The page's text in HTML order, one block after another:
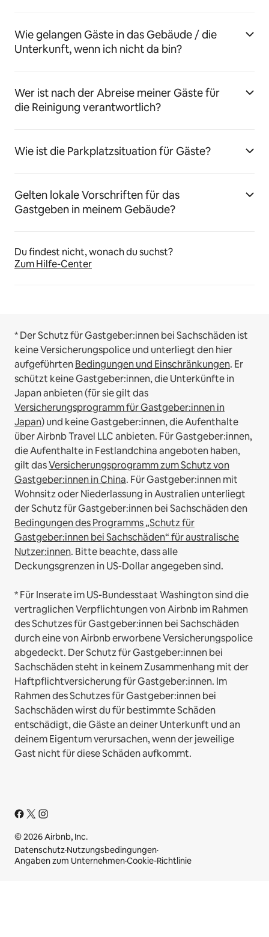
Wie gelangen Gäste in das Gebäude / die
Unterkunft, wenn ich nicht da bin?
Wer ist nach der Abreise meiner Gäste für
die Reinigung verantwortlich?
Wie ist die Parkplatzsituation für Gäste?
Gelten lokale Vorschriften für das
Gastgeben in meinem Gebäude?
Du findest nicht, wonach du suchst?
Zum Hilfe-Center
* Der Schutz für Gastgeber:innen bei Sachschäden ist
keine Versicherungspolice und unterliegt den hier
aufgeführtenBedingungen und Einschränkungen. Er
schützt keine Gastgeber:innen, die Unterkünfte in
Japan anbieten (für sie gilt das
Versicherungsprogramm für Gastgeber:innen in
Japan) und keine Gastgeber:innen, die Aufenthalte
über Airbnb Travel LLC anbieten. Für Gastgeber:innen,
die Aufenthalte in Festlandchina angeboten haben,
gilt dasVersicherungsprogramm zum Schutz von
Gastgeber:innen in China. Für Gastgeber:innen mit
Wohnsitz oder Niederlassung in Australien unterliegt
der Schutz für Gastgeber:innen bei Sachschäden den
Bedingungen des Programms „Schutz für
Gastgeber:innen bei Sachschäden“ für australische
Nutzer:innen. Bitte beachte, dass alle
Deckungsgrenzen in US-Dollar angegeben sind.
* Für Inserate im US-Bundesstaat Washington sind die
vertraglichen Verpflichtungen von Airbnb im Rahmen
des Schutzes für Gastgeber:innen bei Sachschäden
durch eine von Airbnb erworbene Versicherungspolice
abgedeckt. Der Schutz für Gastgeber:innen bei
Sachschäden steht in keinem Zusammenhang mit der
Haftpflichtversicherung für Gastgeber:innen. Im
Rahmen des Schutzes für Gastgeber:innen bei
Sachschäden wirst du für bestimmte Schäden
entschädigt, die Gäste an deiner Unterkunft und an
deinem Eigentum verursachen, wenn der jeweilige
Gast nicht für diese Schäden aufkommt.
© 2026 Airbnb, Inc.
Datenschutz·Nutzungsbedingungen·
Angaben zum Unternehmen·Cookie-Richtlinie